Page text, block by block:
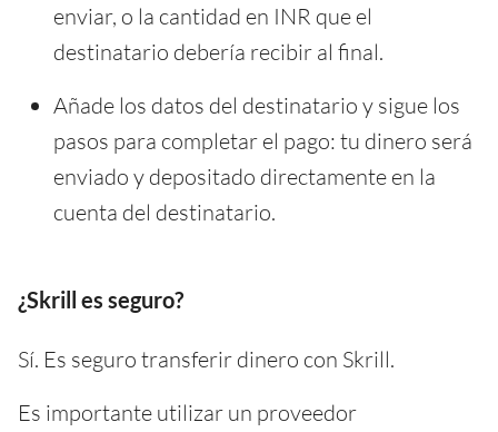
enviar, o la cantidad en INR que el
destinatario debería recibir al final.
Añade los datos del destinatario y sigue los
pasos para completar el pago: tu dinero será
enviado y depositado directamente en la
cuenta del destinatario.
¿Skrill es seguro?
Sí. Es seguro transferir dinero con Skrill.
Es importante utilizar un proveedor